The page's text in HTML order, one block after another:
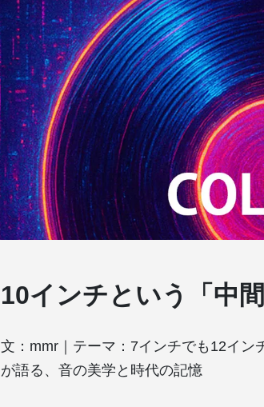
10インチという「中
文：mmr｜テーマ：7インチでも12イン
が語る、音の美学と時代の記憶